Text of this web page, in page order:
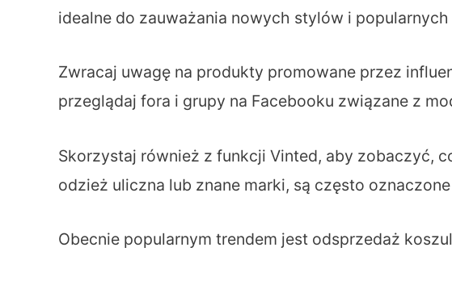
idealne do zauważania nowych stylów i
Zwracaj uwagę na produkty promowane przez
przeglądaj fora i grupy na Facebooku związane z
Skorzystaj również z funkcji Vinted, aby zobaczyć,
odzież uliczna lub znane marki, są często
Obecnie popularnym trendem jest odsprzedaż